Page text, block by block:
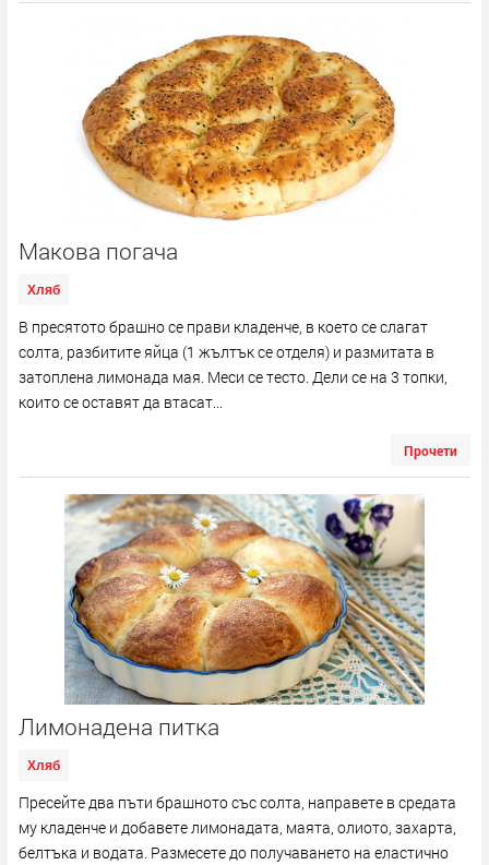
Макова погача
Хляб
В пресятото брашно се прави кладенче, в което се слагат
солта, разбитите яйца (1 жълтък се отделя) и размитата в
затоплена лимонада мая. Меси се тесто. Дели се на 3 топки,
които се оставят да втасат...
Прочети
Лимонадена питка
Хляб
Пресейте два пъти брашното със солта, направете в средата
му кладенче и добавете лимонадата, маята, олиото, захарта,
белтъка и водата. Размесете до получаването на еластично